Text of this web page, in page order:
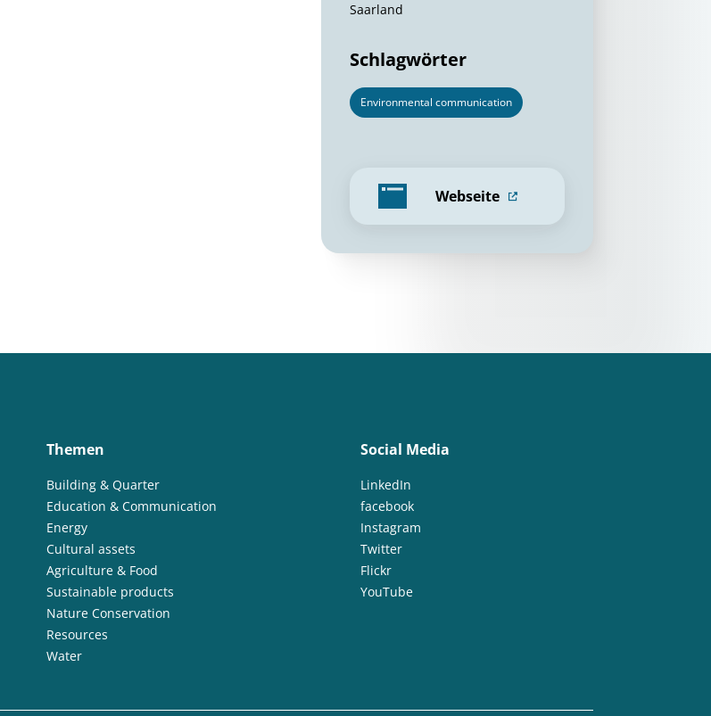
Saarland
Schlagwörter
Environmental communication
Webseite
Themen
Building & Quarter
Education & Communication
Energy
Cultural assets
Agriculture & Food
Sustainable products
Nature Conservation
Resources
Water
Social Media
LinkedIn
facebook
Instagram
Twitter
Flickr
YouTube